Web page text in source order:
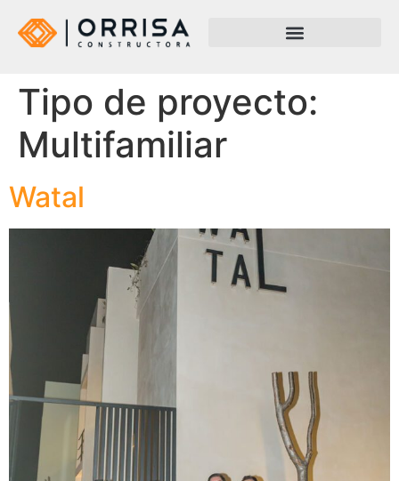
Tipo de proyecto:
Multifamiliar
Watal